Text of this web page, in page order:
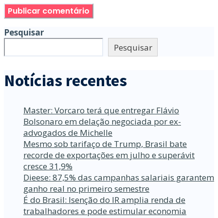
Pesquisar
Pesquisar
Notícias recentes
Master: Vorcaro terá que entregar Flávio
Bolsonaro em delação negociada por ex-
advogados de Michelle
Mesmo sob tarifaço de Trump, Brasil bate
recorde de exportações em julho e superávit
cresce 31,9%
Dieese: 87,5% das campanhas salariais garantem
ganho real no primeiro semestre
É do Brasil: Isenção do IR amplia renda de
trabalhadores e pode estimular economia